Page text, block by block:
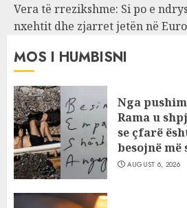
Vera të rrezikshme: Si po e
nxehtit dhe zjarret jetën në
MOS I HUMBISNI
Nga
Rama u
se çfarë
besojnë
AUGUST 6, 2026